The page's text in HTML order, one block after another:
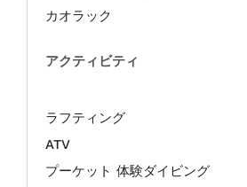
カオラック
アクティビティ
ラフティング
ATV
プーケット 体験ダイビング